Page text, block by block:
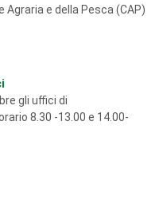
e della Pesca (CAP)
gli uffici di
8.30 -13.00 e 14.00-